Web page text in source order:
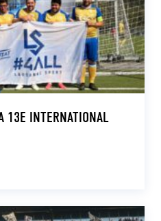
13E INTERNATIONAL